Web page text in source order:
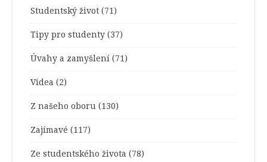
Studentský život (71)
Tipy pro studenty (37)
Úvahy a zamyšlení (71)
Videa (2)
Z našeho oboru (130)
Zajímavé (117)
Ze studentského života (78)